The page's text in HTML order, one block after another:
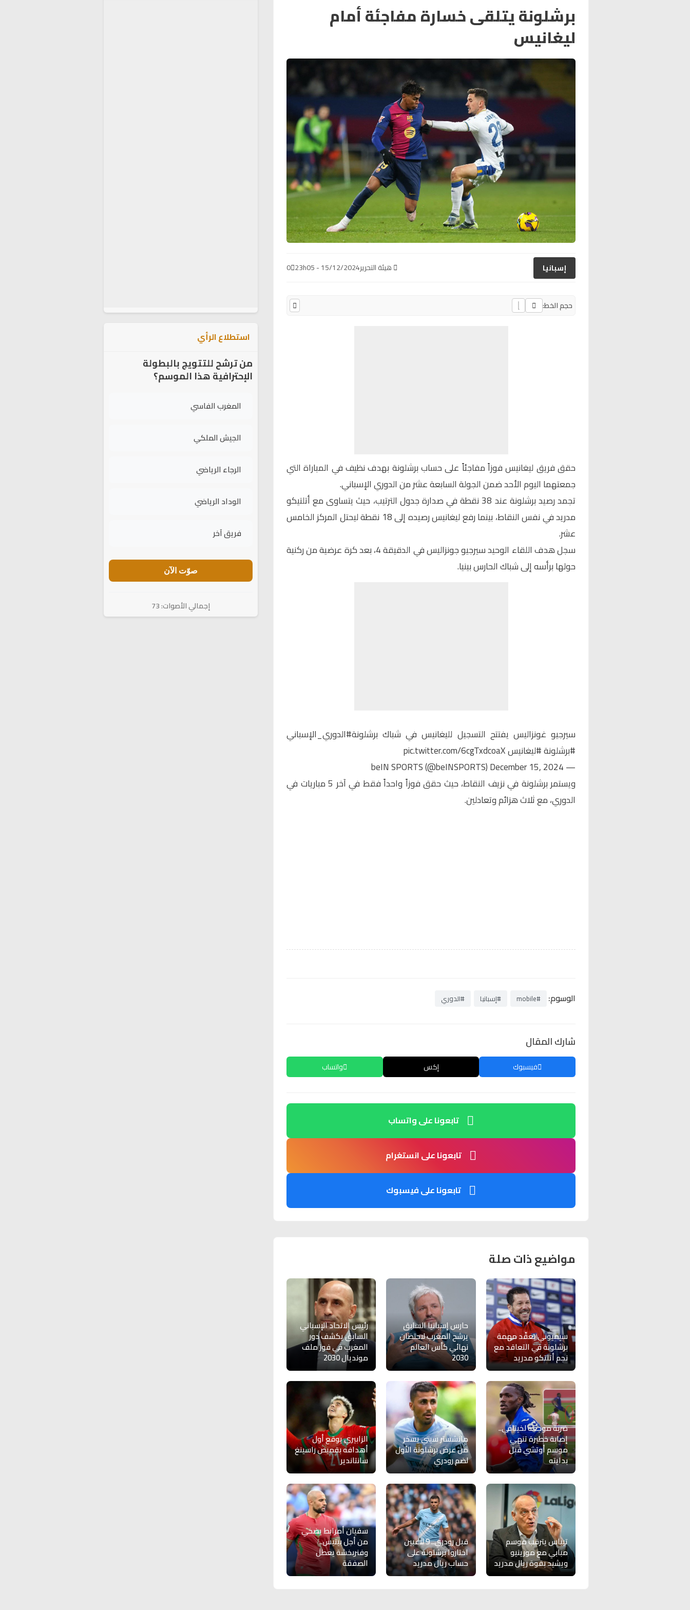
برشلونة يتلقى خسارة مفاجئة أمام
ليغانيس
إسبانيا هيئة التحرير15/12/2024 - 23h05
0
حجم الخط:
حقق فريق ليغانيسفوزاً مفاجئاً على حساببرشلونة بهدف نظيف في المباراة التي
جمعتهما اليوم الأحد ضمن الجولة السابعة عشر من الدوري الإسباني.
تجمد رصيد برشلونة عند 38 نقطة في صدارة جدول الترتيب، حيث يتساوى مع أتلتيكو
مدريد في نفس النقاط، بينما رفع ليغانيس رصيده إلى 18 نقطة ليحتل المركز الخامس
عشر.
سجل هدف اللقاء الوحيد سيرجيو جونزاليس في الدقيقة 4، بعد كرة عرضية من ركنية
حولها برأسه إلى شباك الحارس بينيا.
سيرجيو غونزاليس يفتتح التسجيل لليغانيس في شباك برشلونة#الدوري_الإسباني
#برشلونة#ليغانيسpic.twitter.com/6cgTxdcoaX
— beIN SPORTS (@beINSPORTS)
December 15, 2024
ويستمر برشلونة في نزيف النقاط، حيث حقق فوزاً واحداً فقط في آخر 5 مباريات في
الدوري، مع ثلاث هزائم وتعادلين.
الوسوم: #mobile #إسبانيا #الدوري
شارك المقال
فيسبوك إكس واتساب
تابعونا على واتساب
تابعونا على انستغرام
تابعونا على فيسبوك
مواضيع ذات صلة
سيميوني يعقّد مهمة
برشلونة في التعاقد مع
نجم أتلتكو مدريد
حارس إسبانيا السابق
يرشح المغرب لاحتضان
نهائي كأس العالم
2030
رئيس الاتحاد الإسباني
السابق يكشف دور
المغرب في فوز ملف
مونديال 2030
ضربة موجعة لخيتافي..
إصابة خطيرة تنهي
موسم أوتشي قبل
بدايته
مانشستر سيتي يسخر
من عرض برشلونة الأول
لضم رودري
الزابيري يوقع أول
أهدافه بقميص راسينغ
سانتاندير
تيباس يترقب موسم
مبابي مع مورينيو
ويشيد بقوة ريال مدريد
قبل رودري.. 9 لاعبين
اختاروا برشلونة على
حساب ريال مدريد
سفيان أمرابط يضحي
من أجل بيتيس..
وفنربخشة يعطل
الصفقة
استطلاع الرأي
من ترشح للتتويج بالبطولة
الإحترافية هذا الموسم؟
المغرب الفاسي
الجيش الملكي
الرجاء الرياضي
الوداد الرياضي
فريق آخر
صوّت الآن
إجمالي الأصوات: 73